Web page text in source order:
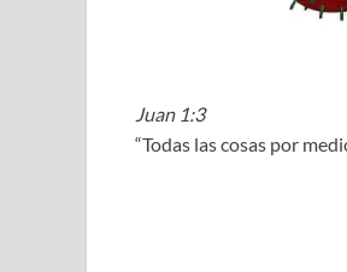
Juan 1:3
“Todas las cosas por